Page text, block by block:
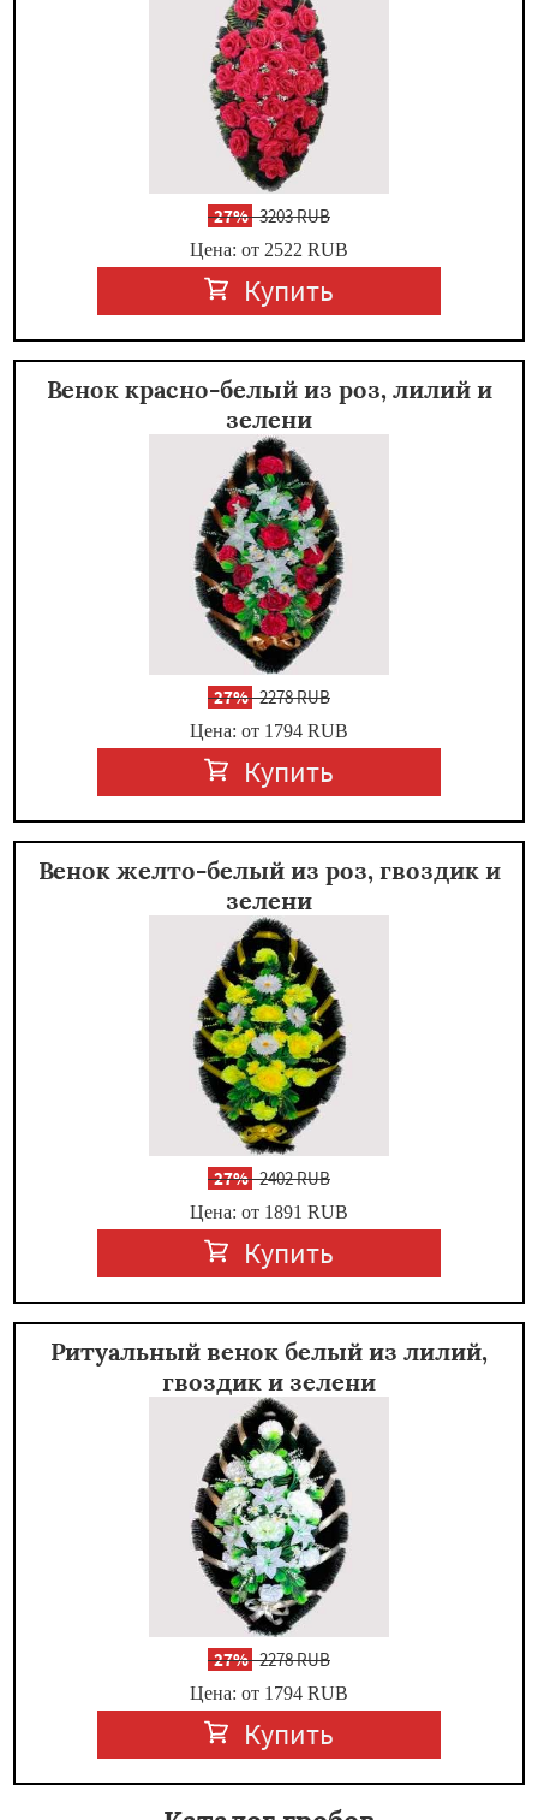
-27%3203 RUB
Цена: от 2522 RUB
Купить
Венок красно-белый из роз, лилий и
зелени
-27%2278 RUB
Цена: от 1794 RUB
Купить
Венок желто-белый из роз, гвоздик и
зелени
-27%2402 RUB
Цена: от 1891 RUB
Купить
Ритуальный венок белый из лилий,
гвоздик и зелени
-27%2278 RUB
Цена: от 1794 RUB
Купить